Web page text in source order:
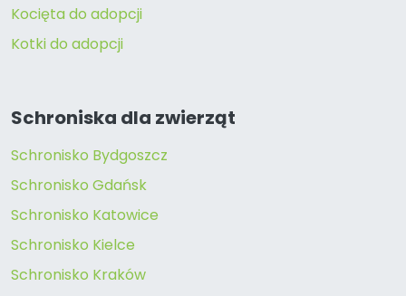
Kocięta do adopcji
Kotki do adopcji
Schroniska dla zwierząt
Schronisko Bydgoszcz
Schronisko Gdańsk
Schronisko Katowice
Schronisko Kielce
Schronisko Kraków